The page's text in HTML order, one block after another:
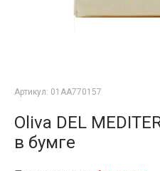
Артикул: 01AA770157
Oliva DEL
в бумге